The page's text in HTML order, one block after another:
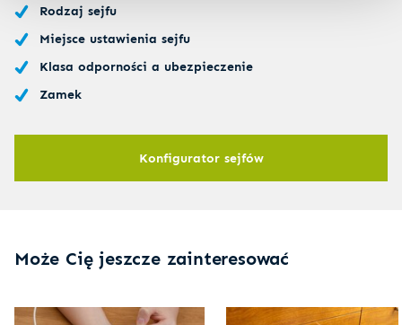
Rodzaj sejfu
Miejsce ustawienia sejfu
Klasa odporności a ubezpieczenie
Zamek
Konfigurator sejfów
Może Cię jeszcze zainteresować